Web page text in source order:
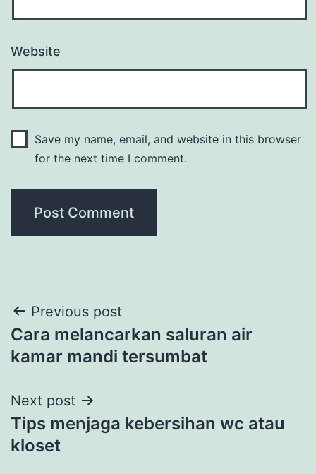
Website
Save my name, email, and website in this browser
for the next time I comment.
Post
navigation
Previous post
Cara melancarkan saluran air
kamar mandi tersumbat
Next post
Tips menjaga kebersihan wc atau
kloset